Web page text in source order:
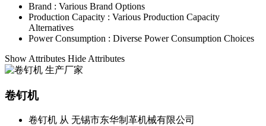
Brand : Various Brand Options
Production Capacity : Various Production Capacity
Alternatives
Power Consumption : Diverse Power Consumption Choices
Show Attributes Hide Attributes
卷钉机
卷钉机 从 无锡市东华制革机械有限公司